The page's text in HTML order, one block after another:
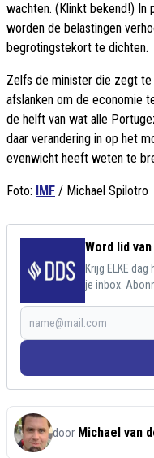
wachten. (Klinkt bekend!) In
worden de belastingen
begrotingstekort te dichten.
Zelfs de minister die zegt
afslanken om de economie
de helft van wat alle
daar verandering in op het
evenwicht heeft weten te
Foto: IMF / Michael Spilotro
Word lid
Krijg ELKE
je inbox.
door Michael van